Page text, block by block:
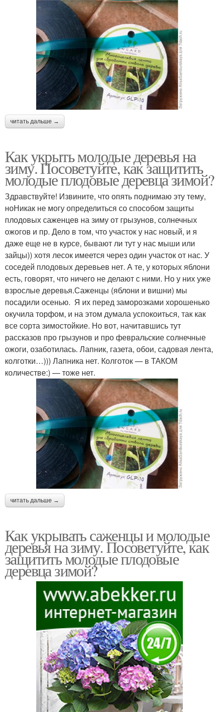
читать дальше →
Как укрыть молодые деревья на
зиму. Посоветуйте, как защитить
молодые плодовые деревца зимой?
Здравствуйте! Извините, что опять поднимаю эту тему,
ноНикак не могу определиться со способом защиты
плодовых саженцев на зиму от грызунов, солнечных
ожогов и пр. Дело в том, что участок у нас новый, и я
даже еще не в курсе, бывают ли тут у нас мыши или
зайцы)) хотя лесок имеется через один участок от нас. У
соседей плодовых деревьев нет. А те, у которых яблони
есть, говорят, что ничего не делают с ними. Но у них уже
взрослые деревья.Саженцы (яблони и вишни) мы
посадили осенью. Я их перед заморозками хорошенько
окучила торфом, и на этом думала успокоиться, так как
все сорта зимостойкие. Но вот, начитавшись тут
рассказов про грызунов и про февральские солнечные
ожоги, озаботилась. Лапник, газета, обои, садовая лента,
колготки…))) Лапника нет. Колготок — в ТАКОМ
количестве:) — тоже нет.
читать дальше →
Как укрывать саженцы и молодые
деревья на зиму. Посоветуйте, как
защитить молодые плодовые
деревца зимой?